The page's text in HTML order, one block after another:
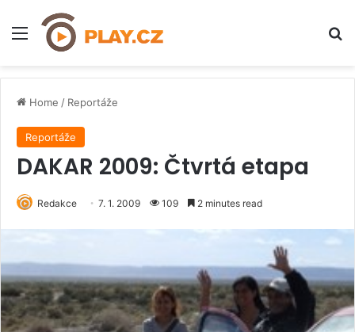
Menu
Home / Reportáže
Reportáže
DAKAR 2009: Čtvrtá etapa
Redakce 7. 1. 2009 109 2 minutes read